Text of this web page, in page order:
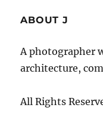
ABOUT J
A photographer
architecture,
All Rights